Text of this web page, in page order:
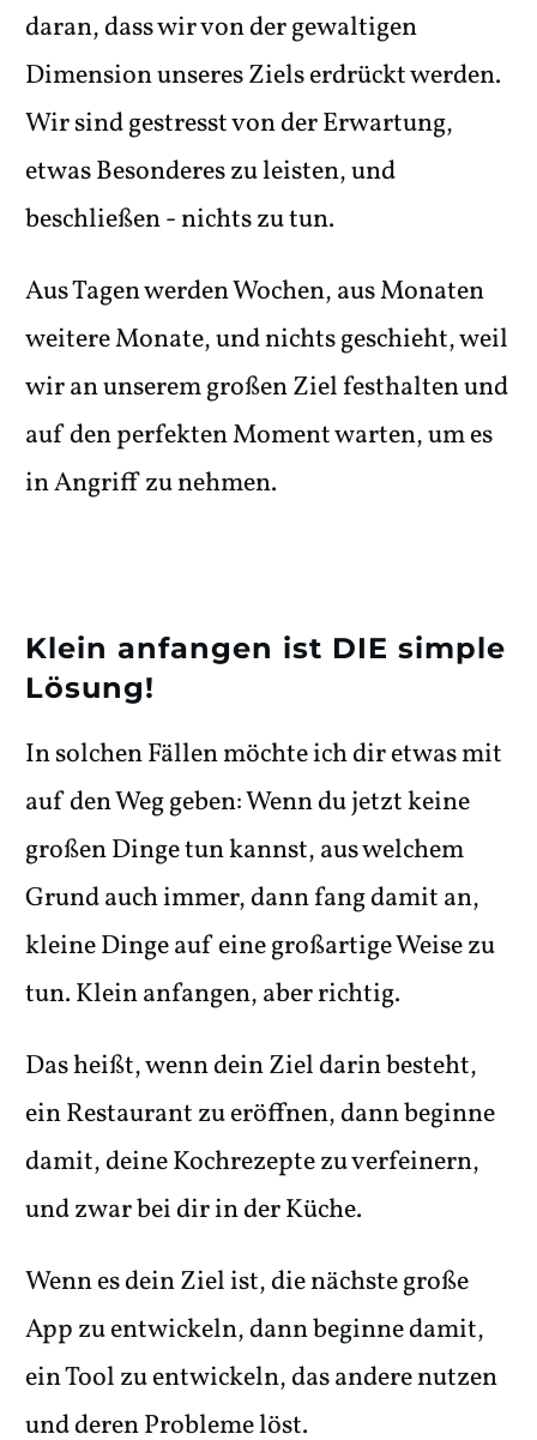
daran, dass wir von der gewaltigen
Dimension unseres Ziels erdrückt werden.
Wir sind gestresst von der Erwartung,
etwas Besonderes zu leisten, und
beschließen - nichts zu tun.
Aus Tagen werden Wochen, aus Monaten
weitere Monate, und nichts geschieht, weil
wir an unserem großen Ziel festhalten und
auf den perfekten Moment warten, um es
in Angriff zu nehmen.
Klein anfangen ist DIE simple
Lösung!
In solchen Fällen möchte ich dir etwas mit
auf den Weg geben: Wenn du jetzt keine
großen Dinge tun kannst, aus welchem
Grund auch immer, dann fang damit an,
kleine Dinge auf eine großartige Weise zu
tun. Klein anfangen, aber richtig.
Das heißt, wenn dein Ziel darin besteht,
ein Restaurant zu eröffnen, dann beginne
damit, deine Kochrezepte zu verfeinern,
und zwar bei dir in der Küche.
Wenn es dein Ziel ist, die nächste große
App zu entwickeln, dann beginne damit,
ein Tool zu entwickeln, das andere nutzen
und deren Probleme löst.